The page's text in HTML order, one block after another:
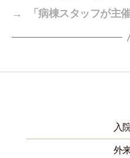
→
「病棟スタッフが主
入
外